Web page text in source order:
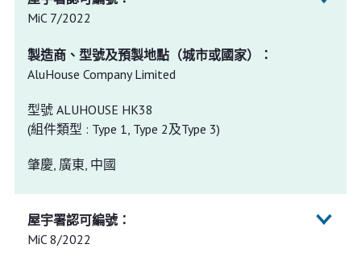
MiC 7/2022
AluHouse Company Limited
型號 ALUHOUSE HK38
(組件類型 : Type 1, Type 2及Type 3)
肇慶, 廣東, 中國
MiC 8/2022